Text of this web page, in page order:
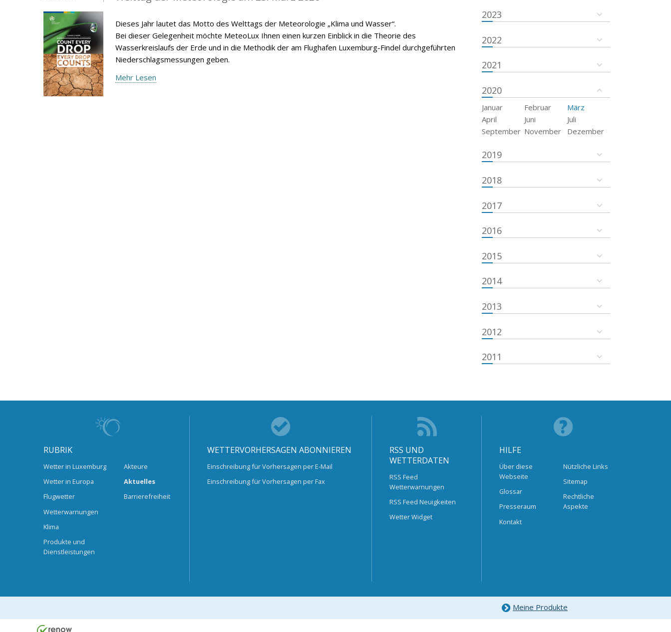
Dieses Jahr lautet das Motto des Welttags der Meteorologie „Klima und Wasser“.
Bei dieser Gelegenheit möchte MeteoLux Ihnen einen kurzen Einblick in die Theorie des
Wasserkreislaufs der Erde und in die Methodik der am Flughafen Luxemburg-Findel durchgeführten
Niederschlagsmessungen geben.
Mehr Lesen
2023
2022
2021
2020
Januar Februar
März
April
Juni
Juli
September November Dezember
2019
2018
2017
2016
2015
2014
2013
2012
2011
RUBRIK
Wetter in Luxemburg
Wetter in Europa
Flugwetter
Wetterwarnungen
Klima
Produkte und
Dienstleistungen
Akteure
Aktuelles
Barrierefreiheit
WETTERVORHERSAGEN ABONNIEREN
Einschreibung für Vorhersagen per E-Mail
Einschreibung für Vorhersagen per Fax
RSS UND
WETTERDATEN
RSS Feed
Wetterwarnungen
RSS Feed Neuigkeiten
Wetter Widget
HILFE
Über diese
Webseite
Glossar
Presseraum
Kontakt
Nützliche Links
Sitemap
Rechtliche
Aspekte
Meine Produkte